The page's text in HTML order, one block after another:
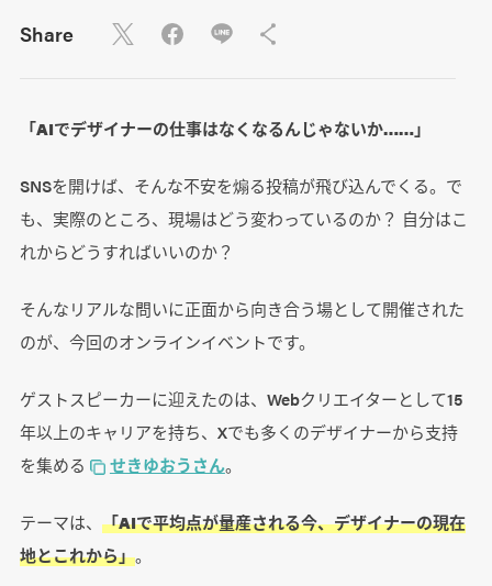
Share
「AIでデザイナーの仕事はなくなるんじゃないか……」
SNSを開けば、そんな不安を煽る投稿が飛び込んでくる。で
も、実際のところ、現場はどう変わっているのか？ 自分はこ
れからどうすればいいのか？
そんなリアルな問いに正面から向き合う場として開催された
のが、今回のオンラインイベントです。
ゲストスピーカーに迎えたのは、Webクリエイターとして15
年以上のキャリアを持ち、Xでも多くのデザイナーから支持
を集める
せきゆおうさん。
テーマは、 「AIで平均点が量産される今、デザイナーの現在
地とこれから」。